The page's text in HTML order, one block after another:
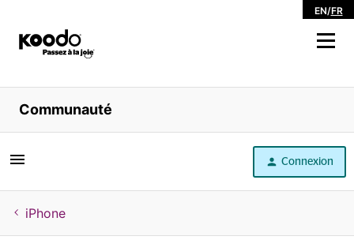
EN/FR
Magasiner
Libre service
Aide
Communauté
Connexion
iPhone